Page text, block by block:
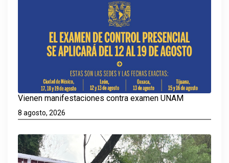
Vienen manifestaciones contra examen UNAM
8 agosto, 2026